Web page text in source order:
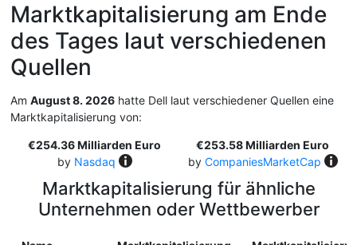
Marktkapitalisierung am Ende
des Tages laut verschiedenen
Quellen
Am August 8. 2026 hatte Dell laut verschiedener Quellen eine
Marktkapitalisierung von:
€254.36 Milliarden Euro
by Nasdaq
€253.58 Milliarden Euro
by CompaniesMarketCap
Marktkapitalisierung für ähnliche
Unternehmen oder Wettbewerber